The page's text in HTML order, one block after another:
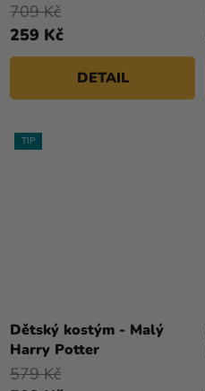
259 Kč
709 Kč
DETAIL
TIP
Dětský kostým - Malý
Harry Potter
579 Kč